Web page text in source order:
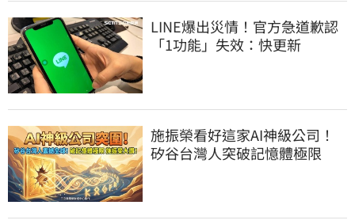
LINE爆出災情！官方急道歉認
「1功能」失效：快更新
施振榮看好這家AI神級公司！
矽谷台灣人突破記憶體極限